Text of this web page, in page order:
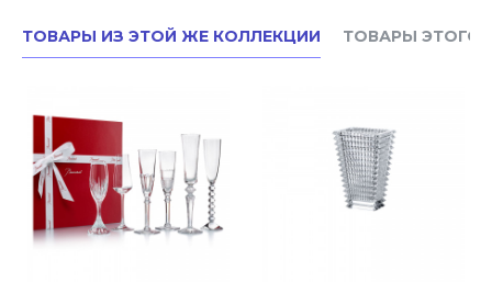
ТОВАРЫ ИЗ ЭТОЙ ЖЕ КОЛЛЕКЦИИ ТОВАРЫ ЭТОГО